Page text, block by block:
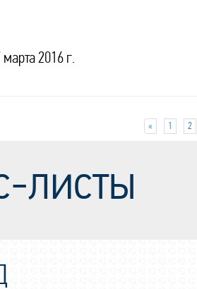
марта 2016 г.
« 1 2
листы